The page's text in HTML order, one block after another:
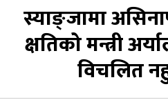
स्याङ्जामा
क्षतिको मन्त्री
विचलित